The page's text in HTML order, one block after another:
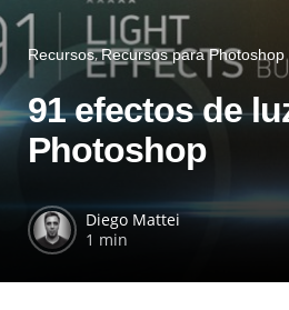
Recursos Recursos para Photoshop
91 efectos de
Photoshop
Diego Mattei
1 min